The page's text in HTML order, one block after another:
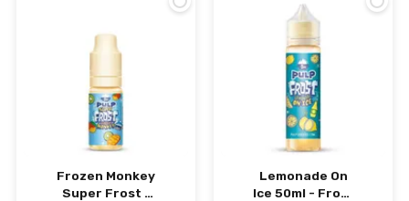
Frozen Monkey
Super Frost -
Lemonade On
Ice 50ml - Frost